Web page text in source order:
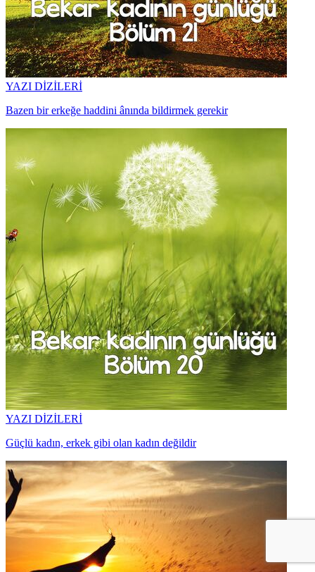
YAZI DİZİLERİ
Bazen bir erkeğe haddini ânında bildirmek gerekir
YAZI DİZİLERİ
Güçlü kadın, erkek gibi olan kadın değildir